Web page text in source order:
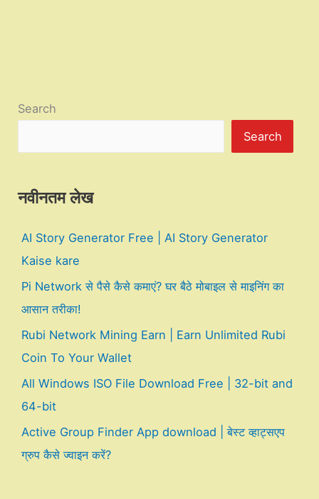
Search
Search
नवीनतम लेख
AI Story Generator Free | AI Story Generator
Kaise kare
Pi Network से पैसे कैसे कमाएं? घर बैठे मोबाइल से माइनिंग का
आसान तरीका!
Rubi Network Mining Earn | Earn Unlimited Rubi
Coin To Your Wallet
All Windows ISO File Download Free | 32-bit and
64-bit
Active Group Finder App download | बेस्ट व्हाट्सएप
ग्रुप कैसे ज्वाइन करें?